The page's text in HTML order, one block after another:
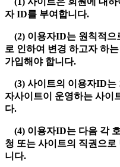
자 ID를 부여합니다.
(2) 이용자ID는 원칙적으
로 인하여 변경 하고자 하
가입해야 합니다.
(3) 사이트의 이용자ID는
자사이트이 운영하는 사이
다.
(4) 이용자ID는 다음 각
청 또는 사이트의 직권으
니다.